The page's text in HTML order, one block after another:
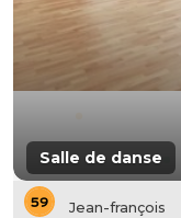
Salle de danse
Jean-françois